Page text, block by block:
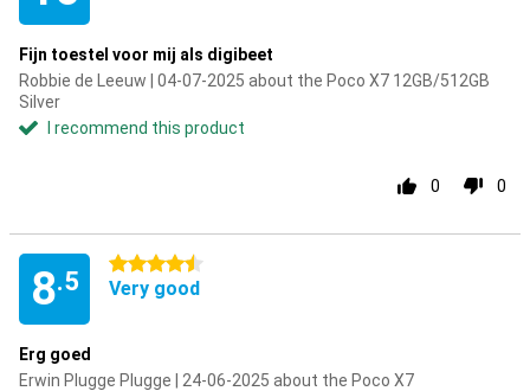
Fijn toestel voor mij als digibeet
Robbie de Leeuw | 04-07-2025 about the Poco X7 12GB/512GB
Silver
I recommend this product
0 0
8.5
4.5 stars
Very good
Erg goed
Erwin Plugge Plugge | 24-06-2025 about the Poco X7